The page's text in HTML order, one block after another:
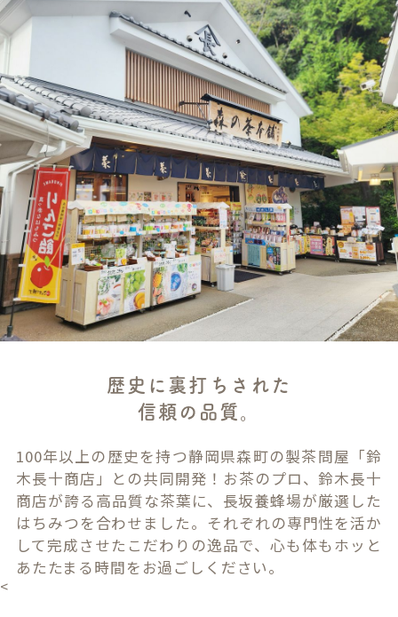
歴史に裏打ちされた
信頼の品質。
100年以上の歴史を持つ静岡県森町の製茶問屋「鈴
木長十商店」との共同開発！お茶のプロ、鈴木長十
商店が誇る高品質な茶葉に、長坂養蜂場が厳選した
はちみつを合わせました。それぞれの専門性を活か
して完成させたこだわりの逸品で、心も体もホッと
あたたまる時間をお過ごしください。
<